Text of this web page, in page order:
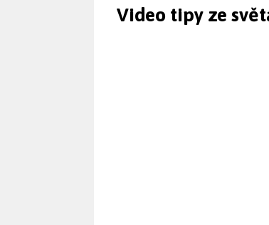
Video tipy ze